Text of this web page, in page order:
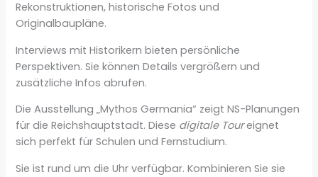
Rekonstruktionen, historische Fotos und
Originalbaupläne.
Interviews mit Historikern bieten persönliche
Perspektiven. Sie können Details vergrößern und
zusätzliche Infos abrufen.
Die Ausstellung „Mythos Germania“ zeigt NS-Planungen
für die Reichshauptstadt. Diese digitale Toureignet
sich perfekt für Schulen und Fernstudium.
Sie ist rund um die Uhr verfügbar. Kombinieren Sie sie